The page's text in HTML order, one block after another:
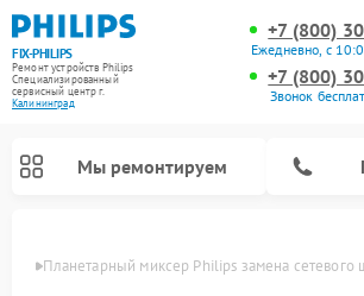
FIX-PHILIPS
Ремонт устройств Philips
Специализированный
cервисный центр г.
Калининград
+7 (800)
Ежедневно, с
+7 (800)
Звонок
Мы ремонтируем
Планетарный миксер Philips замена сетевого